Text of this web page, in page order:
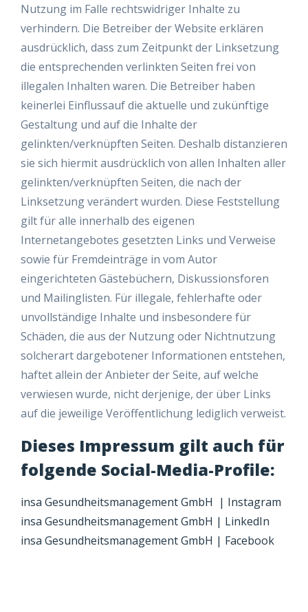
Nutzung im Falle rechtswidriger Inhalte zu
verhindern. Die Betreiber der Website erklären
ausdrücklich, dass zum Zeitpunkt der Linksetzung
die entsprechenden verlinkten Seiten frei von
illegalen Inhalten waren. Die Betreiber haben
keinerlei Einflussauf die aktuelle und zukünftige
Gestaltung und auf die Inhalte der
gelinkten/verknüpften Seiten. Deshalb distanzieren
sie sich hiermit ausdrücklich von allen Inhalten aller
gelinkten/verknüpften Seiten, die nach der
Linksetzung verändert wurden. Diese Feststellung
gilt für alle innerhalb des eigenen
Internetangebotes gesetzten Links und Verweise
sowie für Fremdeinträge in vom Autor
eingerichteten Gästebüchern, Diskussionsforen
und Mailinglisten. Für illegale, fehlerhafte oder
unvollständige Inhalte und insbesondere für
Schäden, die aus der Nutzung oder Nichtnutzung
solcherart dargebotener Informationen entstehen,
haftet allein der Anbieter der Seite, auf welche
verwiesen wurde, nicht derjenige, der über Links
auf die jeweilige Veröffentlichung lediglich verweist.
Dieses Impressum gilt auch für
folgende Social-Media-Profile:
insa Gesundheitsmanagement GmbH | Instagram
insa Gesundheitsmanagement GmbH | LinkedIn
insa Gesundheitsmanagement GmbH | Facebook